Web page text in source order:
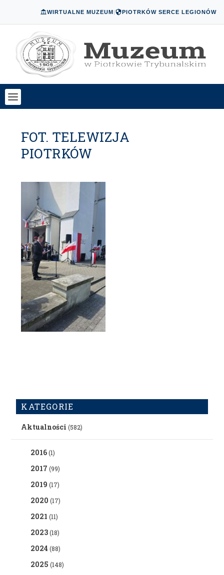
WIRTUALNE MUZEUM| PIOTRKÓW SERCE LEGIONÓW
FOT. TELEWIZJA
PIOTRKÓW
KATEGORIE
Aktualności (582)
2016(1)
2017 (99)
2019 (17)
2020 (17)
2021 (11)
2023(18)
2024 (88)
2025 (148)